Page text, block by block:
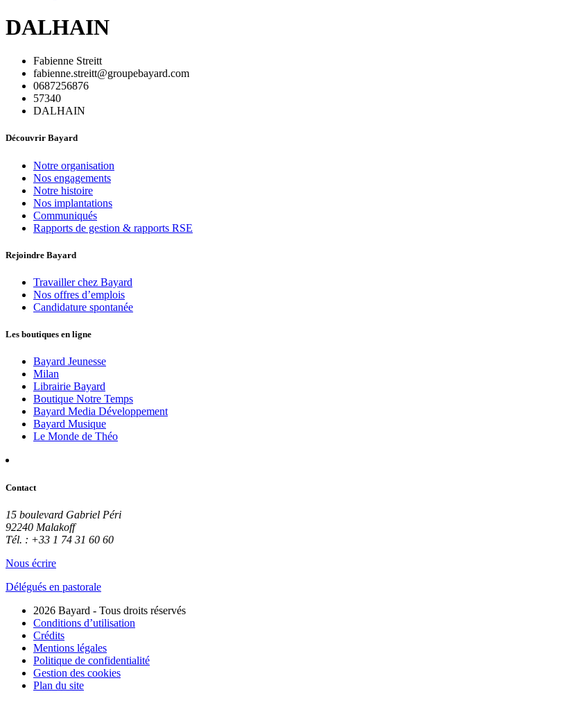
DALHAIN
Fabienne Streitt
fabienne.streitt@groupebayard.com
0687256876
57340
DALHAIN
Découvrir Bayard
Notre organisation
Nos engagements
Notre histoire
Nos implantations
Communiqués
Rapports de gestion & rapports RSE
Rejoindre Bayard
Travailler chez Bayard
Nos offres d’emplois
Candidature spontanée
Les boutiques en ligne
Bayard Jeunesse
Milan
Librairie Bayard
Boutique Notre Temps
Bayard Media Développement
Bayard Musique
Le Monde de Théo
Contact
15 boulevard Gabriel Péri
92240 Malakoff
Tél. : +33 1 74 31 60 60
Nous écrire
Délégués en pastorale
2026 Bayard - Tous droits réservés
Conditions d’utilisation
Crédits
Mentions légales
Politique de confidentialité
Gestion des cookies
Plan du site